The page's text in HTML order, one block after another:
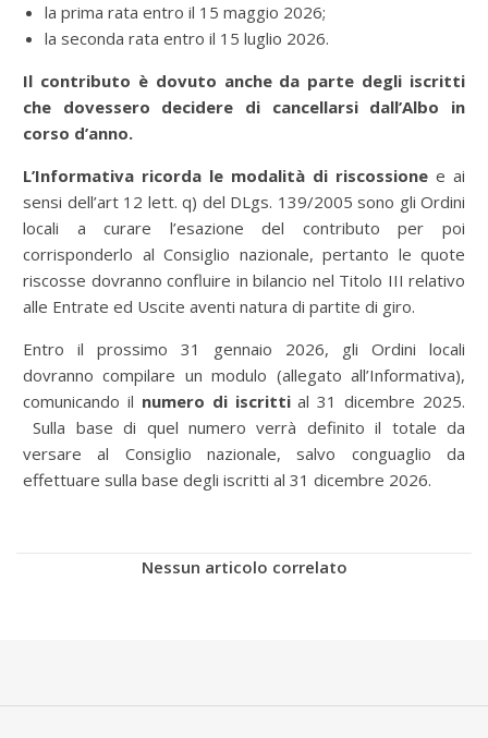
la prima rata entro il 15 maggio 2026;
la seconda rata entro il 15 luglio 2026.
Il contributo è dovuto anche da parte degli iscritti
che dovessero decidere di cancellarsi dall’Albo in
corso d’anno.
L’Informativa ricorda le modalità di riscossione e ai
sensi dell’art 12 lett. q) del DLgs. 139/2005 sono gli Ordini
locali a curare l’esazione del contributo per poi
corrisponderlo al Consiglio nazionale, pertanto le quote
riscosse dovranno confluire in bilancio nel Titolo III relativo
alle Entrate ed Uscite aventi natura di partite di giro.
Entro il prossimo 31 gennaio 2026, gli Ordini locali
dovranno compilare un modulo (allegato all’Informativa),
comunicando il numero di iscrittial 31 dicembre 2025.
Sulla base di quel numero verrà definito il totale da
versare al Consiglio nazionale, salvo conguaglio da
effettuare sulla base degli iscritti al 31 dicembre 2026.
Nessun articolo correlato